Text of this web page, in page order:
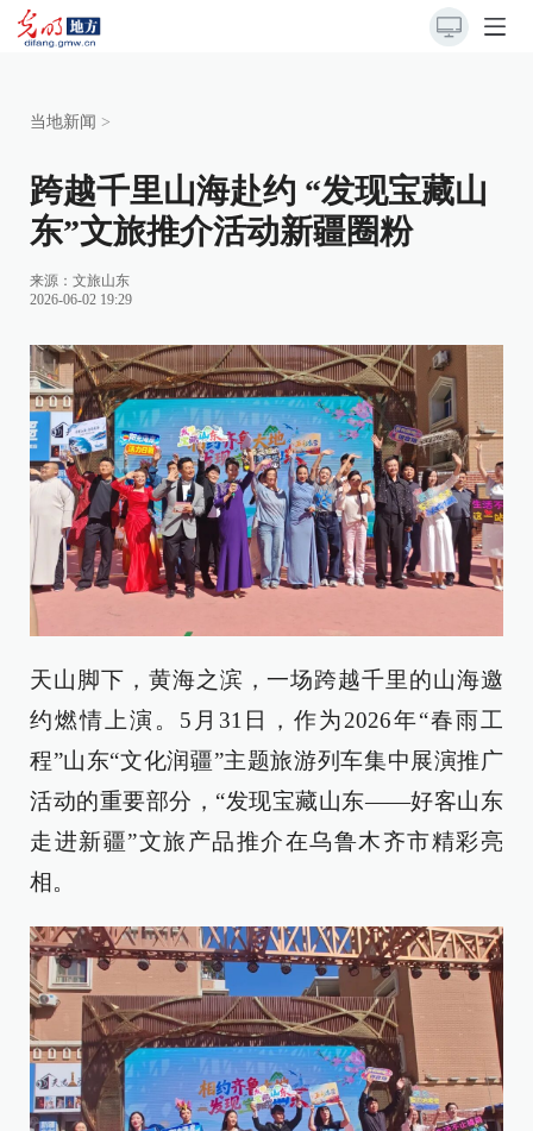
当地新闻 >
跨越千里山海赴约 “发现宝藏山
东”文旅推介活动新疆圈粉
来源： 文旅山东
2026-06-02 19:29
天山脚下，黄海之滨，一场跨越千里的山海邀
约燃情上演。5月31日，作为2026年“春雨工
程”山东“文化润疆”主题旅游列车集中展演推广
活动的重要部分，“发现宝藏山东——好客山东
走进新疆”文旅产品推介在乌鲁木齐市精彩亮
相。